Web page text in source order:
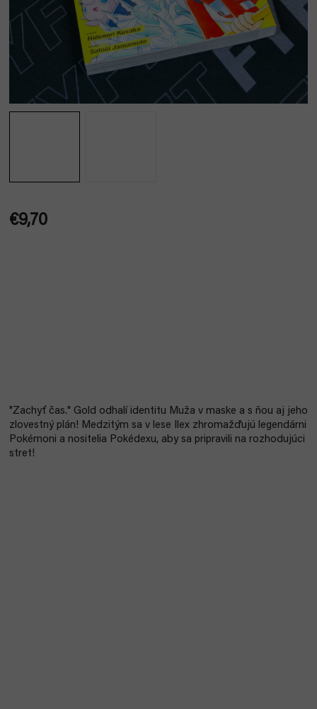
€9,70
"Zachyť čas." Gold odhalí identitu Muža v maske a s ňou aj jeho
zlovestný plán! Medzitým sa v lese Ilex zhromažďujú legendárni
Pokémoni a nositelia Pokédexu, aby sa pripravili na rozhodujúci
stret!